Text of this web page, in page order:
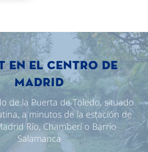
EN EL CENTRO DE
MADRID
de la Puerta de Toledo, situado
a minutos de la estación de
Río, Chamberí o Barrio
Salamanca